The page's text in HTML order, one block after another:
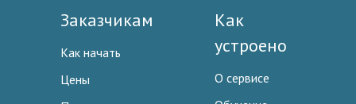
Заказчикам
Как начать
Цены
Как
устроено
О сервисе